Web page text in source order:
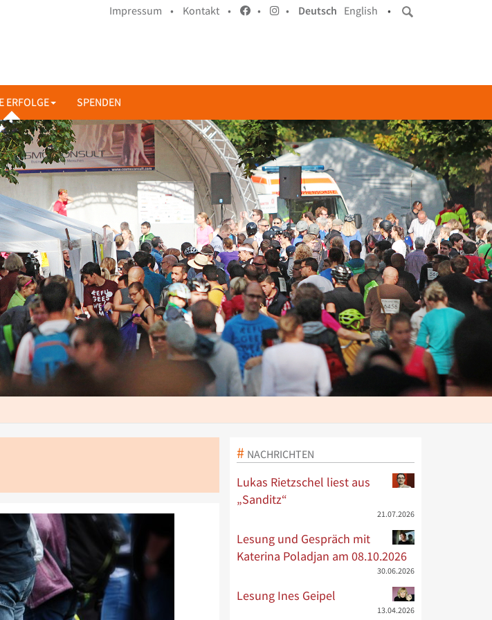
Impressum • Kontakt • • • Deutsch English •
ERFOLGE SPENDEN
NACHRICHTEN
Lukas Rietzschel liest aus
„Sanditz“
21.07.2026
Lesung und Gespräch mit
Katerina Poladjan am 08.10.2026
30.06.2026
Lesung Ines Geipel
13.04.2026